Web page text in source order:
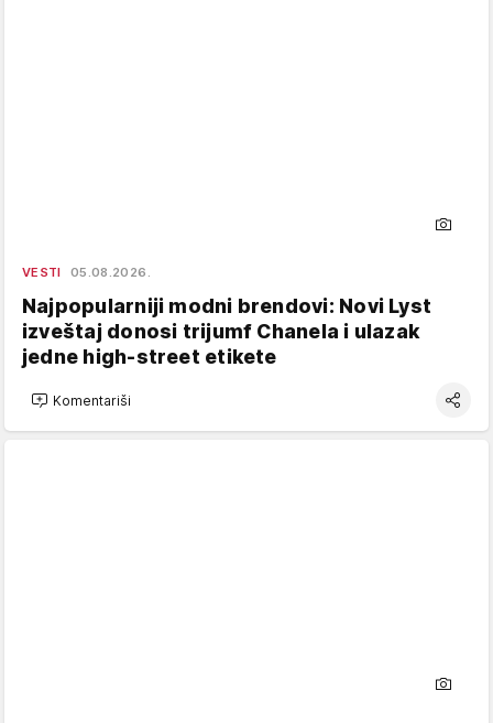
VESTI 05.08.2026.
Najpopularniji modni brendovi: Novi Lyst
izveštaj donosi trijumf Chanela i ulazak
jedne high-street etikete
Komentariši